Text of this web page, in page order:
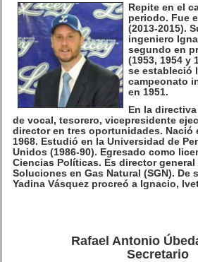
Repite en el
periodo. Fue
(2013-2015).
ingeniero
segundo en
(1953, 1954 y
se estableció
campeonato
en 1951.
En la
de vocal, tesorero, vicepresidente
director en tres oportunidades. Nació
1968. Estudió en la Universidad de
Unidos (1986-90). Egresado como
Ciencias Políticas. Es director general
Soluciones en Gas Natural (SGN). De
Yadina Vásquez procreó a Ignacio,
Rafael Antonio
Secretario